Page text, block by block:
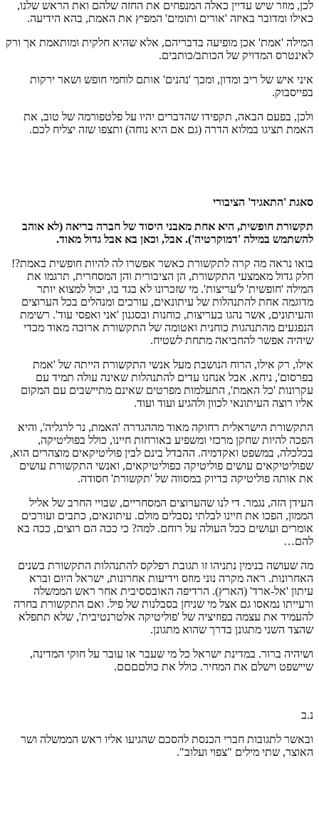
לכן, מוזר שיש עדיין כאלה המנפחים את החזה שלהם ואת הראש שלנו,
כאילו ומדובר באיזה 'אורים ותומים' המפיץ את האמת, בהא הידיעה.
המילה 'אמת' אכן מופיעה בדבריהם, אלא שהיא חלקית ומותאמת אך ורק
לאינטרס המדויק של הכותב/כותבים.
איני איש של ריב ומדון, ומכך 'נהנים' אותם לוחמי חופש ושאר ירקות
בפייסבוק.
ולכן, בפעם הבאה, תקפידו שהדברים יהיו על פלטפורמה של טוב, את
האמת תציגו במלוא הדרה (גם אם היא נוחה) ותצפו שזה יצליח לכם.
סאגת 'התאגיד' הציבורי
תקשורת חופשית, היא אחת מאבני היסוד של חברה בריאה (לא אוהב
להשתמש במילה 'דמוקרטיה'). אבל, וכאן בא אבל גדול מאוד.
בואו נראה מה קרה לתקשורת כאשר אפשרו לה להיות חופשית באמת?!
חלק גדול מאמצעי התקשורת, הן הציבורית והן המסחרית, תרגמו את
המילה 'חופשית' ל'עריצות'. מי שזכרונו לא בגד בו, יכול למצוא יותר
מדוגמה אחת להתנהלות של עיתונאים, עורכים ומנהלים בכל הערוצים
והעיתונים, אשר נהגו בעריצות, כוחנות ובסגנון 'אני ואפסי עוד'. רשימת
הנפגעים מהתנהגות כוחנית ואטומה של התקשורת ארוכה מאוד מכדי
שיהיה אפשר להחביאה מתחת לשטיח.
אילו, רק אילו, הרוח הנושבת מעל אנשי התקשורת הייתה של 'אמת
בפרסום', ניחא. אבל אנחנו עדים להתנהלות שאינה עולה תמיד עם
עקרונות 'כל האמת', התעלמות מפרטים שאינם מתיישבים עם המקום
אליו רוצה העיתונאי לכוון ולהגיע ועוד ועוד.
התקשורת הישראלית רחוקה מאוד מההגדרה 'האמת, נר לרגליה', והיא
הפכה להיות שחקן מרכזי ומשפיע באורחות חיינו, כולל בפוליטיקה,
בכלכלה, במשפט ואקדמיה. ההבדל בינם לבין פוליטיקאים מוצהרים הוא,
שפוליטיקאים עושים פוליטיקה כפוליטיקאים, ואנשי התקשורת עושים
את אותה פוליטיקה בדיוק במסווה של 'תקשורת' חסודה.
העידן הזה, נגמר. די לנו שהערוצים המסחריים, שבויי החרב של אליל
הממון, הפכו את חיינו לבלתי נסבלים מולם. עיתונאים, כתבים ועורכים
אומרים ועושים ככל העולה על רוחם. למה? כי ככה הם רוצים, ככה בא
להם…
מה שעושה בנימין נתניהו זו תגובת רפלקס להתנהלות התקשורת בשנים
האחרונות. ראה מקרה נוני מוזס וידיעות אחרונות, ישראל היום וברא
עיתון 'אל-ארד' (הארץ). הרדיפה האובססיבית אחר ראש הממשלה
ורעייתו נמאסו גם אצל מי שניחן בסבלנות של פיל. ואם התקשורת בחרה
להעמיד את עצמה בפוזיציה של 'פוליטיקה אלטרנטיבית', שלא תתפלא
שהצד השני מתגונן בדרך שהוא מתגונן.
ושיהיה ברור. במדינת ישראל כל מי שעבר או עובר על חוקי המדינה,
שיישפט וישלם את המחיר. כולל את כולםםםם.
נ.ב
ובאשר לתגובות חברי הכנסת להסכם שהגיעו אליו ראש הממשלה ושר
האוצר, שתי מילים "צפוי ועלוב".